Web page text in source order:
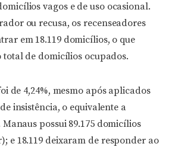
vagos e de uso ocasional.
ou recusa, os recenseadores
em 18.119 domicílios, o que
total de domicílios ocupados.
de 4,24%, mesmo após aplicados
insistência, o equivalente a
Manaus possui 89.175 domicílios
e 18.119 deixaram de responder ao